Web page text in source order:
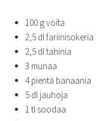
100 g voita
2,5 dl fariinisokeria
2,5 dl tahinia
3 munaa
4 pientä banaania
5 dl jauhoja
1 tl soodaa